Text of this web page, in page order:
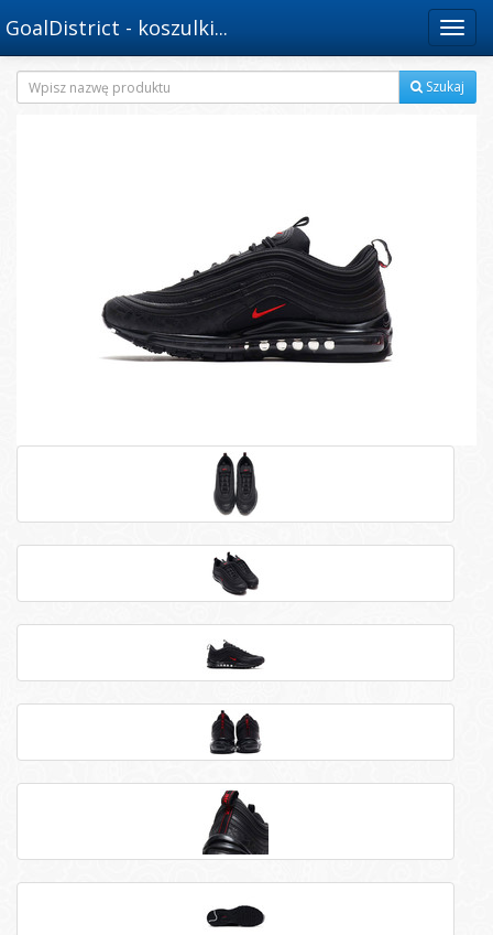
Menu
GoalDistrict - koszulki...
Szukaj